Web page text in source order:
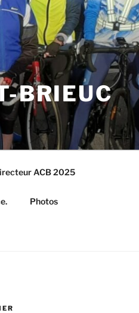
BRIEUC
ACB 2025
Photos